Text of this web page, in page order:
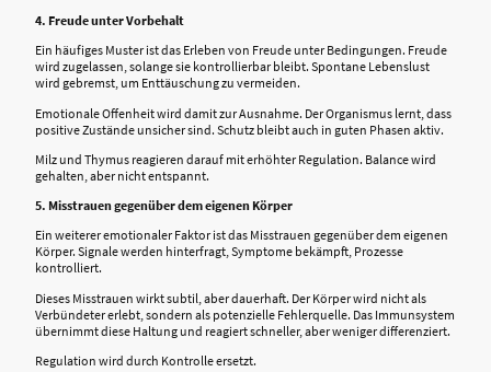
4. Freude unter Vorbehalt
Ein häufiges Muster ist das Erleben von Freude unter Bedingungen. Freude
wird zugelassen, solange sie kontrollierbar bleibt. Spontane Lebenslust
wird gebremst, um Enttäuschung zu vermeiden.
Emotionale Offenheit wird damit zur Ausnahme. Der Organismus lernt, dass
positive Zustände unsicher sind. Schutz bleibt auch in guten Phasen aktiv.
Milz und Thymus reagieren darauf mit erhöhter Regulation. Balance wird
gehalten, aber nicht entspannt.
5. Misstrauen gegenüber dem eigenen Körper
Ein weiterer emotionaler Faktor ist das Misstrauen gegenüber dem eigenen
Körper. Signale werden hinterfragt, Symptome bekämpft, Prozesse
kontrolliert.
Dieses Misstrauen wirkt subtil, aber dauerhaft. Der Körper wird nicht als
Verbündeter erlebt, sondern als potenzielle Fehlerquelle. Das Immunsystem
übernimmt diese Haltung und reagiert schneller, aber weniger differenziert.
Regulation wird durch Kontrolle ersetzt.